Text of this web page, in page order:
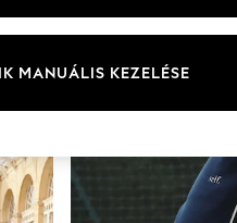
MANUÁLIS KEZELÉSE